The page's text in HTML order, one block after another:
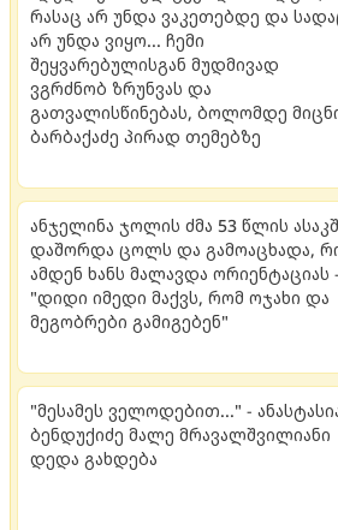
რასაც არ უნდა ვაკეთებდე და
არ უნდა ვიყო... ჩემი
შეყვარებულისგან მუდმივად
ვგრძნობ ზრუნვას და
გათვალისწინებას, ბოლომდე
ბარბაქაძე პირად თემებზე
ანჯელინა ჯოლის ძმა 53 წლის
დაშორდა ცოლს და გამოაცხადა,
ამდენ ხანს მალავდა ორიენტაციას -
"დიდი იმედი მაქვს, რომ ოჯახი და
მეგობრები გამიგებენ"
"მესამეს ველოდებით..." -
ბენდუქიძე მალე მრავალშვილიანი
დედა გახდება